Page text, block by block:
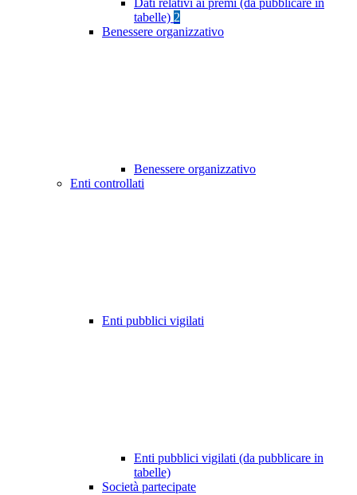
Dati relativi ai premi (da pubblicare in
tabelle) 2
Benessere organizzativo
Benessere organizzativo
Enti controllati
Enti pubblici vigilati
Enti pubblici vigilati (da pubblicare in
tabelle)
Società partecipate